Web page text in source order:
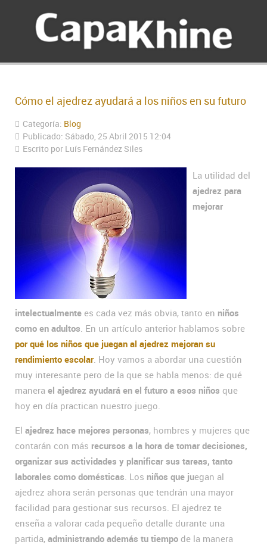
Cómo el ajedrez ayudará a los niños en su futuro
Categoría: Blog
Publicado: Sábado, 25 Abril 2015 12:04
Escrito por Luís Fernández Siles
La utilidad del
ajedrez para
mejorar
intelectualmente es cada vez más obvia, tanto en niños
como en adultos . En un artículo anterior hablamos sobre
por qué los niños que juegan al ajedrez mejoran su
rendimiento escolar. Hoy vamos a abordar una cuestión
muy interesante pero de la que se habla menos: de qué
manera el ajedrez ayudará en el futuro a esos niños que
hoy en día practican nuestro juego.
El ajedrez hace mejores personas, hombres y mujeres que
contarán con más recursos a la hora de tomar decisiones,
organizar sus actividades y planificar sus tareas, tanto
laborales como domésticas . Los niños que juegan al
ajedrez ahora serán personas que tendrán una mayor
facilidad para gestionar sus recursos. El ajedrez te
enseña a valorar cada pequeño detalle durante una
partida, administrando además tu tiempo de la manera